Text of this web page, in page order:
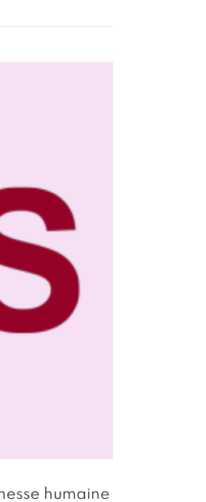
humaine